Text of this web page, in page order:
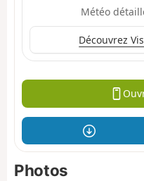
Météo
Découvrez
Photos